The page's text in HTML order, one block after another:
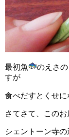
最初魚
のえさ
すが
食べだすとくせに
さてさて、このお
シェントーン寺